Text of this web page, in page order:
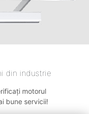
din industrie
motorul
bune servicii!